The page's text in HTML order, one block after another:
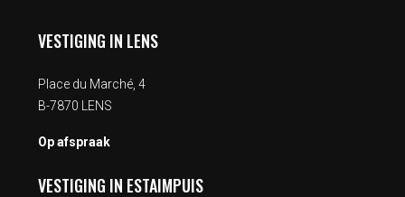
VESTIGING IN LENS
Place du Marché, 4
B-7870 LENS
Op afspraak
VESTIGING IN ESTAIMPUIS